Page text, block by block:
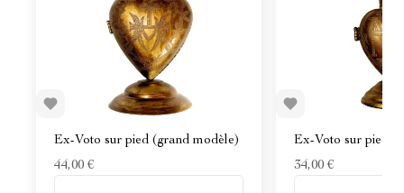
Ex-Voto sur pied (grand modèle)
44,00 €
Ex-Voto sur pied
34,00 €